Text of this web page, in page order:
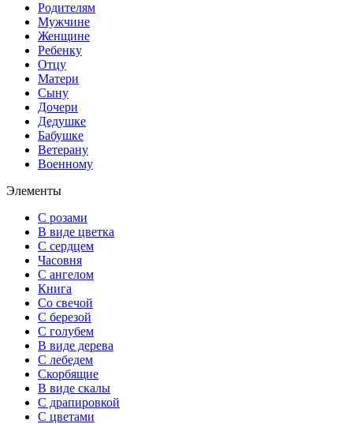
Родителям
Мужчине
Женщине
Ребенку
Отцу
Матери
Сыну
Дочери
Дедушке
Бабушке
Ветерану
Военному
Элементы
С розами
В виде цветка
С сердцем
Часовня
С ангелом
Книга
Со свечой
С березой
С голубем
В виде дерева
С лебедем
Скорбящие
В виде скалы
С драпировкой
С цветами